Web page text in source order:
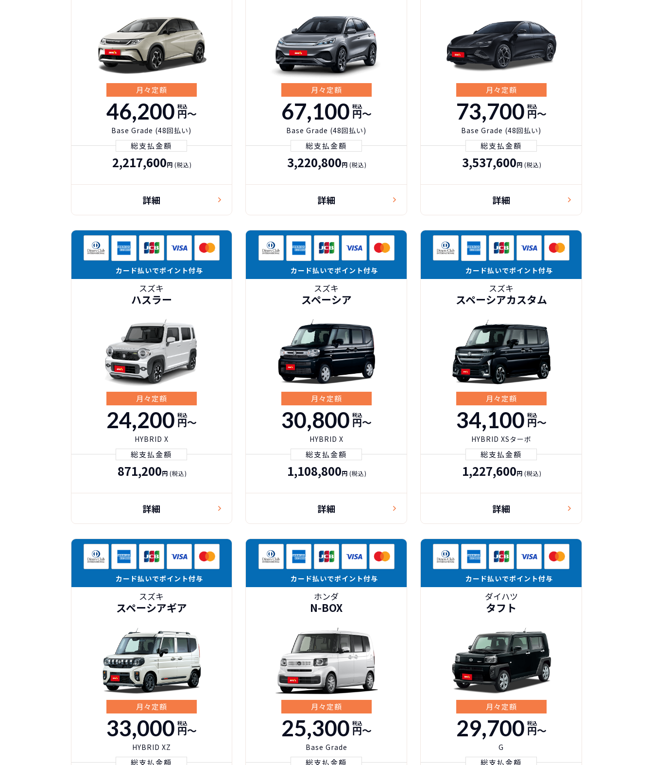
月々定額
46,200 税込
円〜
Base Grade (48回払い)
総支払金額
2,217,600円 (税込)
詳細
月々定額
67,100 税込
円〜
Base Grade (48回払い)
総支払金額
3,220,800円 (税込)
詳細
月々定額
73,700 税込
円〜
Base Grade (48回払い)
総支払金額
3,537,600円 (税込)
詳細
カード払いでポイント付与
スズキ
ハスラー
月々定額
24,200 税込
円〜
HYBRID X
総支払金額
871,200円(税込)
詳細
カード払いでポイント付与
スズキ
スペーシア
月々定額
30,800 税込
円〜
HYBRID X
総支払金額
1,108,800円 (税込)
詳細
カード払いでポイント付与
スズキ
スペーシアカスタム
月々定額
34,100 税込
円〜
HYBRID XSターボ
総支払金額
1,227,600円 (税込)
詳細
カード払いでポイント付与
スズキ
スペーシアギア
月々定額
33,000 税込
円〜
HYBRID XZ
総支払金額
カード払いでポイント付与
ホンダ
N-BOX
月々定額
25,300 税込
円〜
Base Grade
総支払金額
カード払いでポイント付与
ダイハツ
タフト
月々定額
29,700 税込
円〜
G
総支払金額